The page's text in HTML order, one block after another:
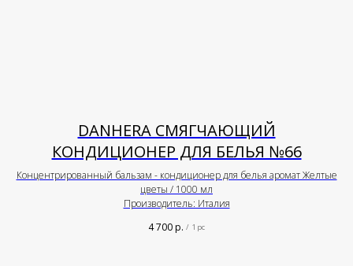
DANHERA СМЯГЧАЮЩИЙ
КОНДИЦИОНЕР ДЛЯ БЕЛЬЯ №66
Концентрированный бальзам - кондиционер для белья аромат Желтые
цветы / 1000 мл
Производитель: Италия
4 700р. / 1 pc